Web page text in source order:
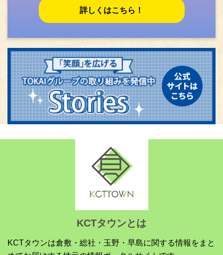
詳しくはこちら！
KCTタウンとは
KCTタウンは倉敷・総社・玉野・早島に関する情報をまと